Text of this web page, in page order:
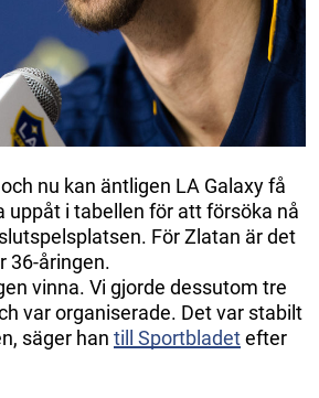
nu kan äntligen LA Galaxy få
uppåt i tabellen för att försöka nå
För Zlatan är det
36-åringen.
vinna. Vi gjorde dessutom tre
var organiserade. Det var stabilt
säger han till Sportbladetefter